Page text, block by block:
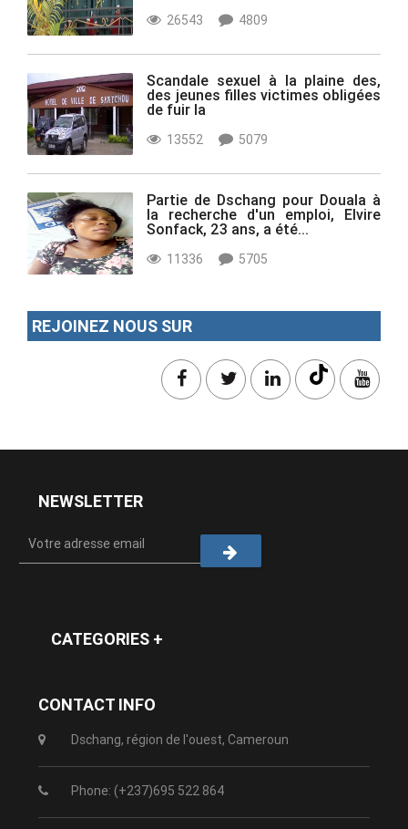
26543 4809
Scandale sexuel à la plaine des,
des jeunes filles victimes obligées
de fuir la
13552 5079
Partie de Dschang pour Douala à
la recherche d'un emploi, Elvire
Sonfack, 23 ans, a été...
11336 5705
REJOINEZ NOUS SUR
NEWSLETTER
CATEGORIES +
CONTACT INFO
Dschang, région de l'ouest, Cameroun
Phone: (+237)695 522 864